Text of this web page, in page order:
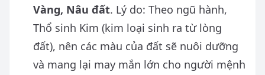
Vàng, Nâu đất. Lý do: Theo ngũ hành,
Thổ sinh Kim (kim loại sinh ra từ lòng
đất), nên các màu của đất sẽ nuôi dưỡng
và mang lại may mắn lớn cho người mệnh